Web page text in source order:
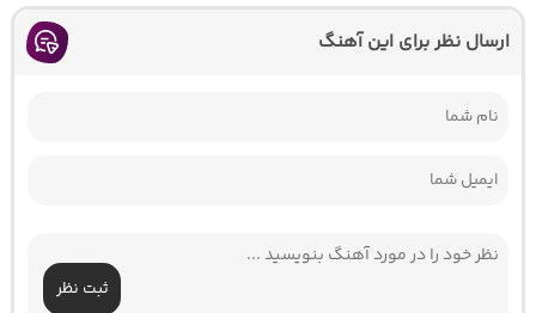
ارسال نظر برای این آهنگ
ثبت نظر